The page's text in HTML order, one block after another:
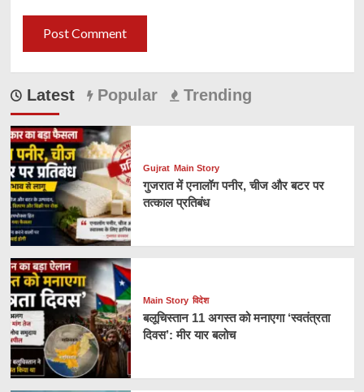
Latest Popular Trending
Gujrat Main Story
गुजरात में एनालॉग पनीर, चीज और बटर पर
तत्काल प्रतिबंध
Main Story विदेश
बलूचिस्तान 11 अगस्त को मनाएगा ‘स्वतंत्रता
दिवस’: मीर यार बलोच